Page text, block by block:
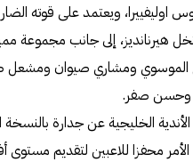
اوليفييرا، ويعتمد على قوته
هيرنانديز، إلى جانب مجموعة
الموسوي ومشاري صيوان ومشعل
وحسن صفر.
الخليجية عن جدارة
محفزا للاعبين لتقديم مستوى